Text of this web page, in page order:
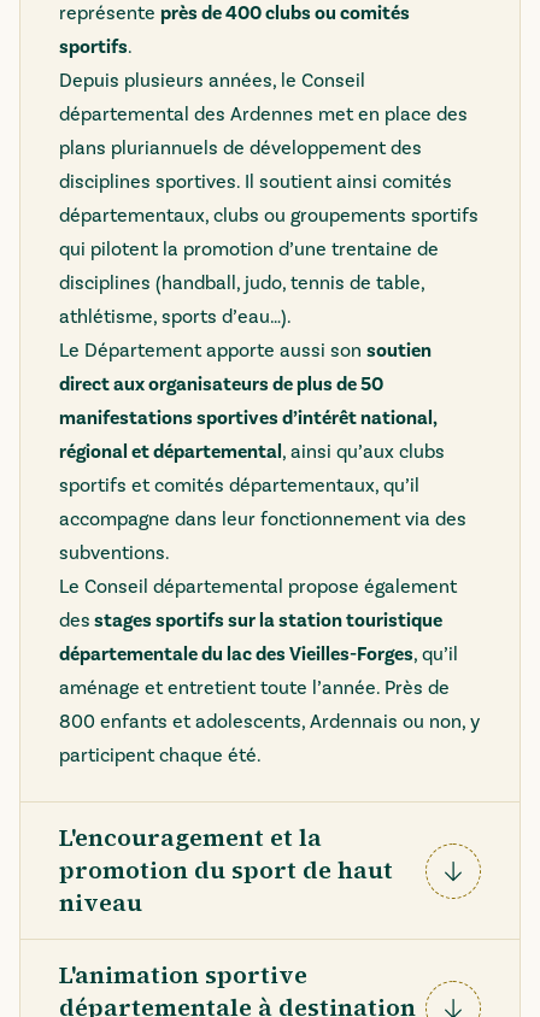
représente près de 400 clubs ou comités
sportifs.
Depuis plusieurs années, le Conseil
départemental des Ardennes met en place des
plans pluriannuels de développement des
disciplines sportives. Il soutient ainsi comités
départementaux, clubs ou groupements sportifs
qui pilotent la promotion d’une trentaine de
disciplines (handball, judo, tennis de table,
athlétisme, sports d’eau…).
Le Département apporte aussi son soutien
direct aux organisateurs de plus de 50
manifestations sportives d’intérêt national,
régional et départemental, ainsi qu’aux clubs
sportifs et comités départementaux, qu’il
accompagne dans leur fonctionnement via des
subventions.
Le Conseil départemental propose également
des stages sportifs sur la station touristique
départementale du lac des Vieilles-Forges, qu’il
aménage et entretient toute l’année. Près de
800 enfants et adolescents, Ardennais ou non, y
participent chaque été.
L'encouragement et la
promotion du sport de haut
niveau
Déplier
L'animation sportive
départementale à destination